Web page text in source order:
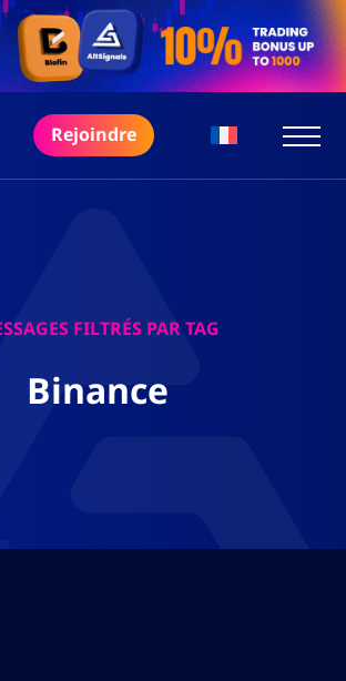
Rejoindre
FILTRÉS PAR TAG
Binance